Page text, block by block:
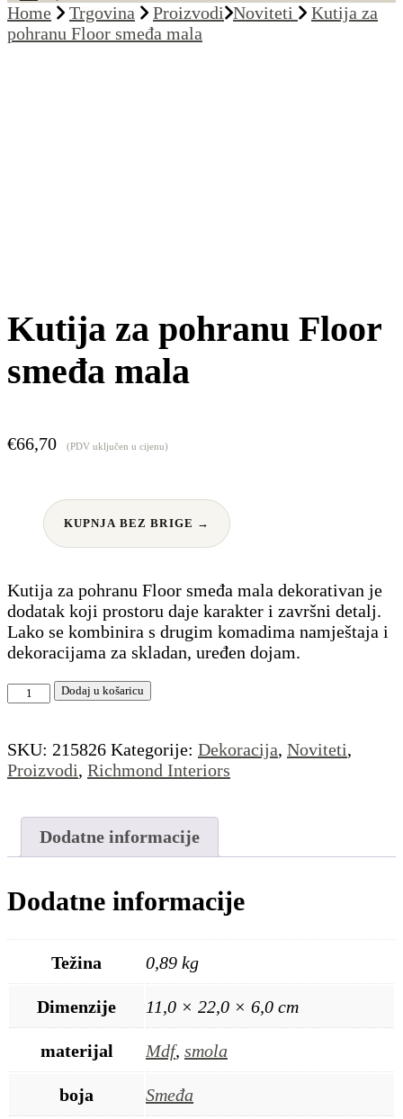
Home
Trgovina Proizvodi Noviteti
Kutija za
pohranu Floor smeđa mala
Kutija za pohranu Floor
smeđa mala
€66,70 (PDV uključen u cijenu)
KUPNJA BEZ BRIGE →
Kutija za pohranu Floor smeđa mala dekorativan je
dodatak koji prostoru daje karakter i završni detalj.
Lako se kombinira s drugim komadima namještaja i
dekoracijama za skladan, uređen dojam.
Kutija
Floor
smeđa
količina
Dodaj u košaricu
SKU: 215826 Kategorije: Dekoracija, Noviteti,
Proizvodi, Richmond Interiors
Dodatne informacije
Dodatne informacije
Težina 0,89 kg
Dimenzije 11,0 × 22,0 × 6,0 cm
materijal Mdf, smola
boja Smeđa